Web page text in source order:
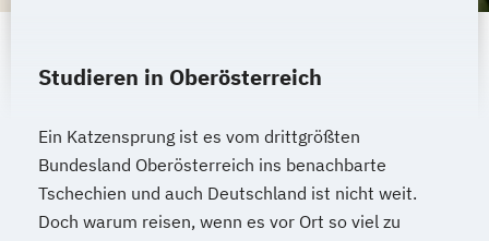
Studieren in Oberösterreich
Ein Katzensprung ist es vom drittgrößten
Bundesland Oberösterreich ins benachbarte
Tschechien und auch Deutschland ist nicht weit.
Doch warum reisen, wenn es vor Ort so viel zu